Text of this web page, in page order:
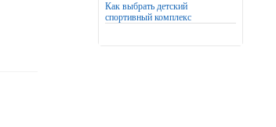
Как выбрать детский
спортивный комплекс